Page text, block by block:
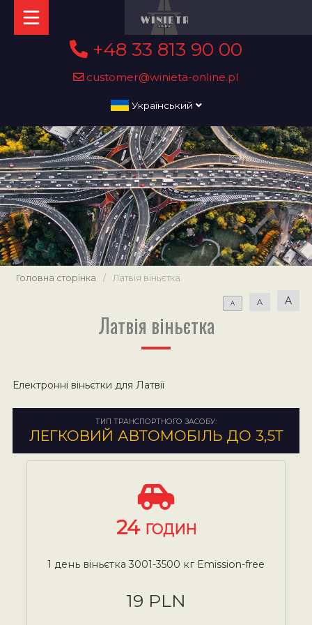
+48 33 813 90 00
customer@winieta-online.pl
Український
Головна сторінка / Латвія віньєтка
A A A
Латвія віньєтка
Електронні віньєтки для Латвії
ТИП ТРАНСПОРТНОГО ЗАСОБУ:
ЛЕГКОВИЙ АВТОМОБІЛЬ ДО 3,5Т
24 ГОДИН
1 день віньєтка 3001-3500 кг Emission-free
19 PLN